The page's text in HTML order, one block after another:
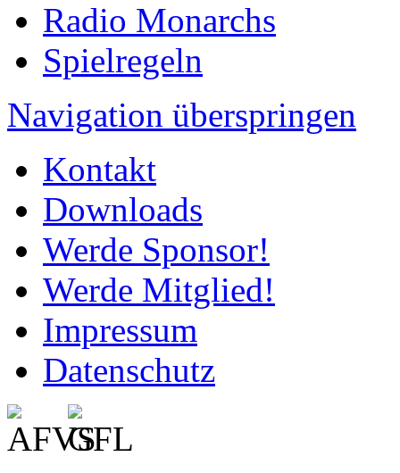
Radio Monarchs
Spielregeln
Navigation überspringen
Kontakt
Downloads
Werde Sponsor!
Werde Mitglied!
Impressum
Datenschutz